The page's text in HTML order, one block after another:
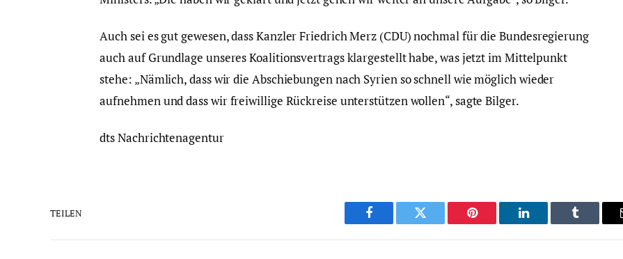
Auch sei es gut gewesen, dass Kanzler Friedrich Merz (CDU) nochmal für die Bundesregierung
auch auf Grundlage unseres Koalitionsvertrags klargestellt habe, was jetzt im Mittelpunkt
stehe: „Nämlich, dass wir die Abschiebungen nach Syrien so schnell wie möglich wieder
aufnehmen und dass wir freiwillige Rückreise unterstützen wollen“, sagte Bilger.
dts Nachrichtenagentur
TEILEN
Facebook Twitter Pinterest LinkedIn Tumblr